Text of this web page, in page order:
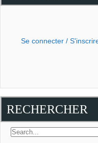
Se connecter /
RECHERCHER